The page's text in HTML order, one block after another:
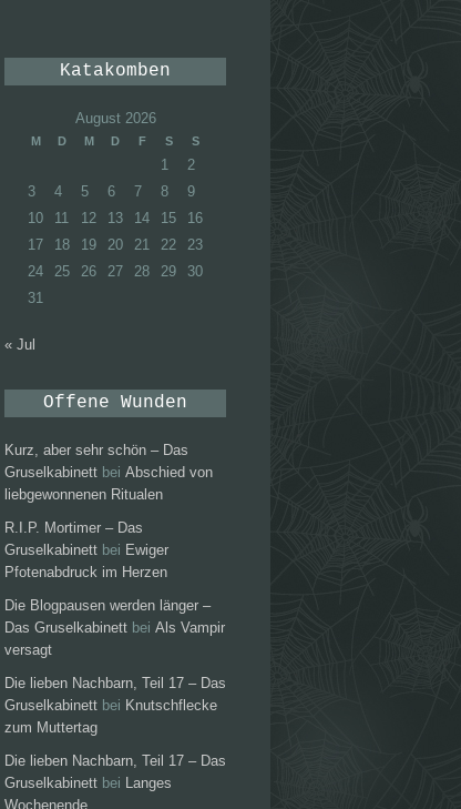
Katakomben
August 2026
M D M D F S S
1
2
3
4 5 6 7 8
9
10
11 12 13 14 15
16
17
18 19 20 21 22
23
24
25 26 27 28 29
30
31
« Jul
Offene Wunden
Kurz, aber sehr schön – Das
Gruselkabinett bei Abschied von
liebgewonnenen Ritualen
R.I.P. Mortimer – Das
Gruselkabinett bei Ewiger
Pfotenabdruck im Herzen
Die Blogpausen werden länger –
Das Gruselkabinett bei Als Vampir
versagt
Die lieben Nachbarn, Teil 17 – Das
Gruselkabinett bei Knutschflecke
zum Muttertag
Die lieben Nachbarn, Teil 17 – Das
Gruselkabinett bei Langes
Wochenende